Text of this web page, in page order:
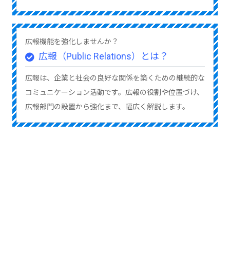
広報機能を強化しませんか？
広報（Public Relations）とは？
広報は、企業と社会の良好な関係を築くための継続的な
コミュニケーション活動です。広報の役割や位置づけ、
広報部門の設置から強化まで、幅広く解説します。